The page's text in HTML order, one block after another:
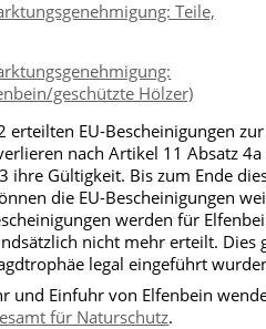
Teile,
geschützte Hölzer)
erteilten EU-Bescheinigungen zur
nach Artikel 11 Absatz
ihre Gültigkeit. Bis zum Ende
die EU-Bescheinigungen
werden für
nicht mehr erteilt. Dies
legal eingeführt
und Einfuhr von Elfenbein
für Naturschutz.